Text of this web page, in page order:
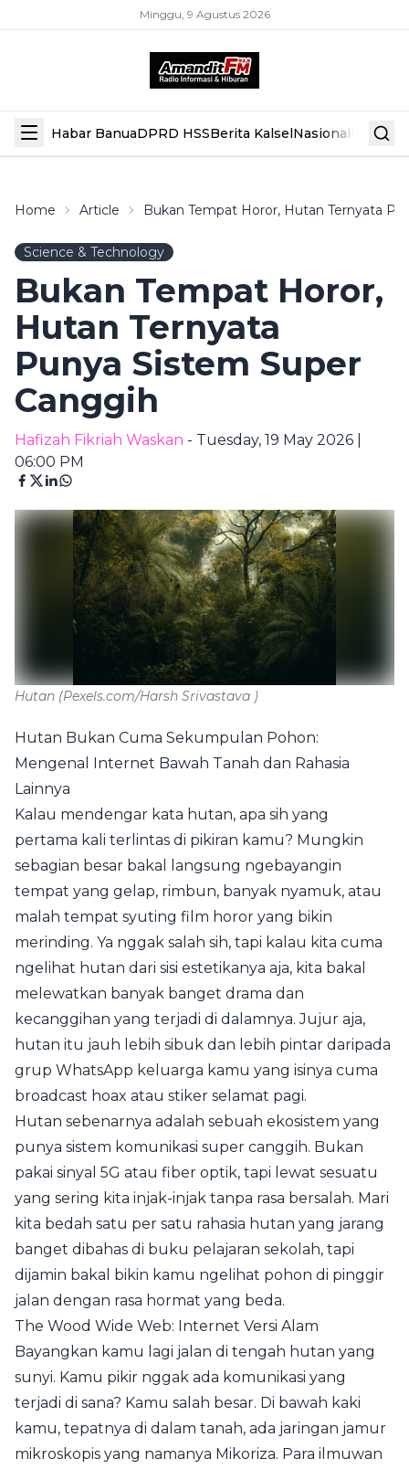
Minggu, 9 Agustus 2026
Habar BanuaDPRD HSSBerita KalselNasional Hiburan
Home Article Bukan Tempat Horor, Hutan Ternyata
Science & Technology
Bukan Tempat Horor,
Hutan Ternyata
Punya Sistem Super
Canggih
Hafizah Fikriah Waskan - Tuesday, 19 May 2026 |
06:00 PM
Hutan (Pexels.com/Harsh Srivastava )
Hutan Bukan Cuma Sekumpulan Pohon:
Mengenal Internet Bawah Tanah dan Rahasia
Lainnya
Kalau mendengar kata hutan, apa sih yang
pertama kali terlintas di pikiran kamu? Mungkin
sebagian besar bakal langsung ngebayangin
tempat yang gelap, rimbun, banyak nyamuk, atau
malah tempat syuting film horor yang bikin
merinding. Ya nggak salah sih, tapi kalau kita cuma
ngelihat hutan dari sisi estetikanya aja, kita bakal
melewatkan banyak banget drama dan
kecanggihan yang terjadi di dalamnya. Jujur aja,
hutan itu jauh lebih sibuk dan lebih pintar daripada
grup WhatsApp keluarga kamu yang isinya cuma
broadcast hoax atau stiker selamat pagi.
Hutan sebenarnya adalah sebuah ekosistem yang
punya sistem komunikasi super canggih. Bukan
pakai sinyal 5G atau fiber optik, tapi lewat sesuatu
yang sering kita injak-injak tanpa rasa bersalah. Mari
kita bedah satu per satu rahasia hutan yang jarang
banget dibahas di buku pelajaran sekolah, tapi
dijamin bakal bikin kamu ngelihat pohon di pinggir
jalan dengan rasa hormat yang beda.
The Wood Wide Web: Internet Versi Alam
Bayangkan kamu lagi jalan di tengah hutan yang
sunyi. Kamu pikir nggak ada komunikasi yang
terjadi di sana? Kamu salah besar. Di bawah kaki
kamu, tepatnya di dalam tanah, ada jaringan jamur
mikroskopis yang namanya Mikoriza. Para ilmuwan